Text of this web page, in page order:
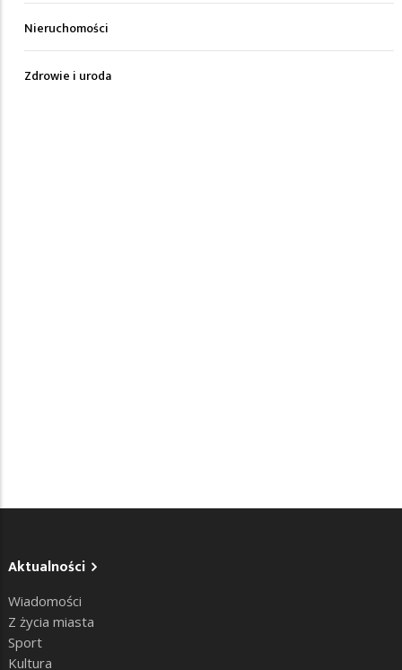
Nieruchomości
Zdrowie i uroda
Aktualności
Wiadomości
Z życia miasta
Sport
Kultura